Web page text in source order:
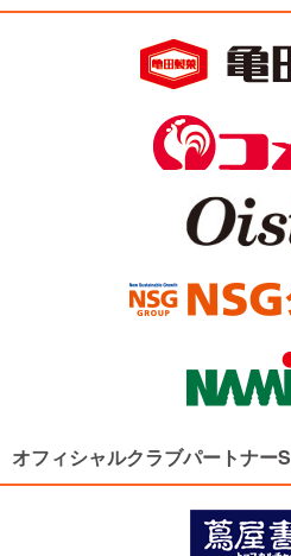
オフィシャルクラブパートナーS